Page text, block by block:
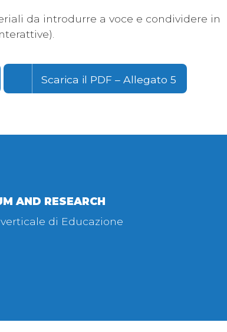
da introdurre a voce e condividere in
Scarica il PDF – Allegato 5
AND RESEARCH
di Educazione